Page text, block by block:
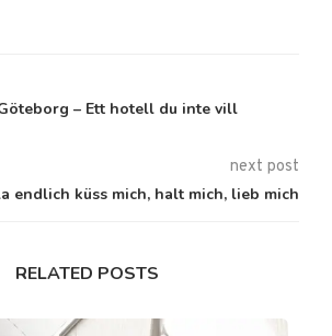
– Ett hotell du inte vill
next post
endlich küss mich, halt mich, lieb mich
RELATED POSTS